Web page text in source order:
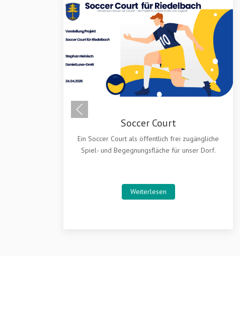
Soccer Court
Ein Soccer Court als öffentlich frei zugängliche
Spiel- und Begegnungsfläche für unser Dorf.
Weiterlesen